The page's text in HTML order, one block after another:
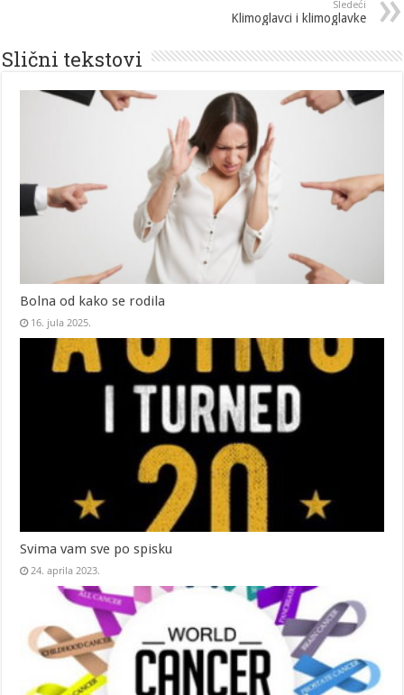
Sledeći
Klimoglavci i klimoglavke
Slični tekstovi
Bolna od kako se rodila
16. jula 2025.
Svima vam sve po spisku
24. aprila 2023.